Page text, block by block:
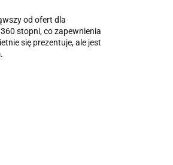
od ofert dla
stopni, co zapewnienia
się prezentuje, ale jest